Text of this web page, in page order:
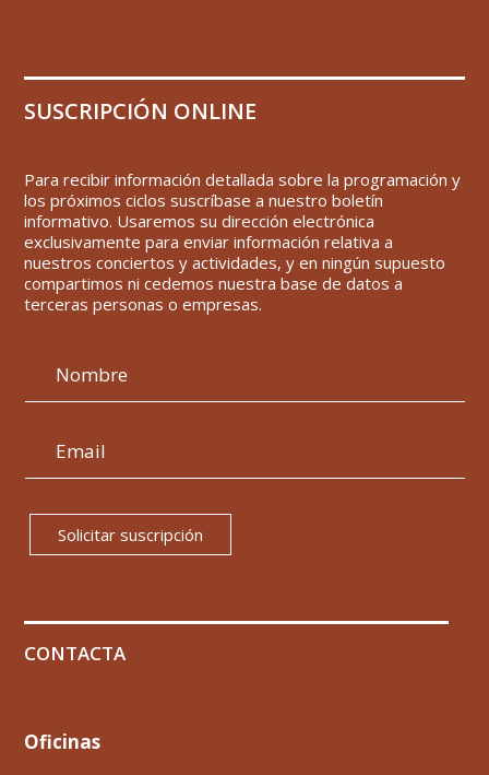
SUSCRIPCIÓN ONLINE
Para recibir información detallada sobre la programación y
los próximos ciclos suscríbase a nuestro boletín
informativo. Usaremos su dirección electrónica
exclusivamente para enviar información relativa a
nuestros conciertos y actividades, y en ningún supuesto
compartimos ni cedemos nuestra base de datos a
terceras personas o empresas.
Solicitar suscripción
CONTACTA
Oficinas